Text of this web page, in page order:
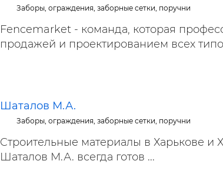
Заборы, ограждения, заборные сетки, поручни
Fencemarket - команда, которая
продажей и проектированием всех
Шаталов М.А.
Заборы, ограждения, заборные сетки, поручни
Cтроительные материалы в Харькове и
Шаталов М.А. всегда готов ...